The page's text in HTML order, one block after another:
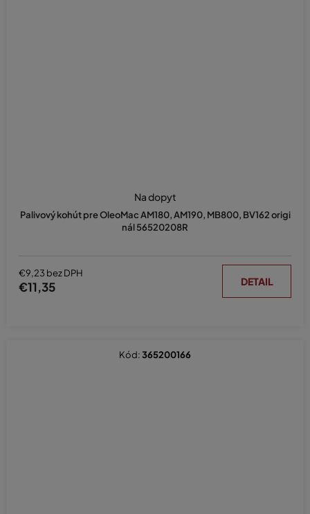
Palivový kohút pre OleoMac AM180, AM190, MB800, BV162 origi
nál 56520208R
Na dopyt
€9,23 bez DPH
€11,35 DETAIL
Kód:365200166